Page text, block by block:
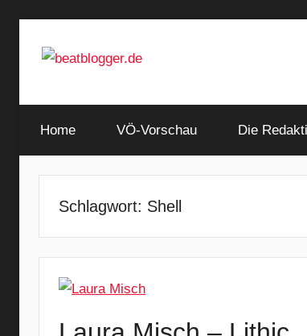
Inhalt
beatblogger.de
and
the
Home VÖ-Vorschau Die
Schlagwort: Shell